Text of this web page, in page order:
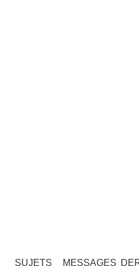
SUJETS MESSAGES